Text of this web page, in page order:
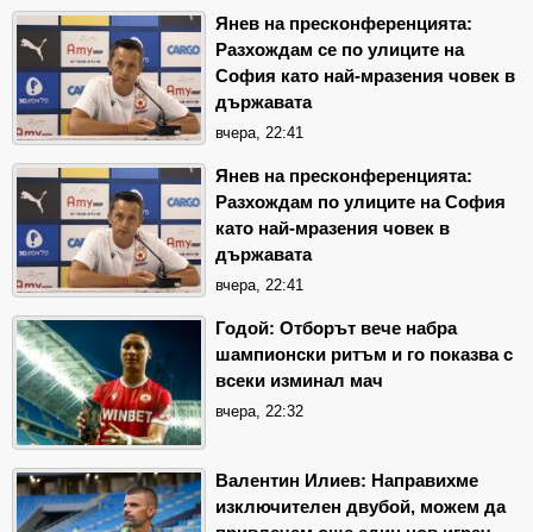
Янев на пресконференцията:
Разхождам се по улиците на
София като най-мразения човек в
държавата
вчера, 22:41
Янев на пресконференцията:
Разхождам по улиците на София
като най-мразения човек в
държавата
вчера, 22:41
Годой: Отборът вече набра
шампионски ритъм и го показва с
всеки изминал мач
вчера, 22:32
Валентин Илиев: Направихме
изключителен двубой, можем да